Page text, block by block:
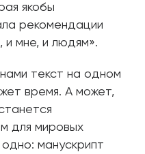
якобы
рекомендации
и мне, и людям».
текст на одном
время. А может,
для мировых
манускрипт